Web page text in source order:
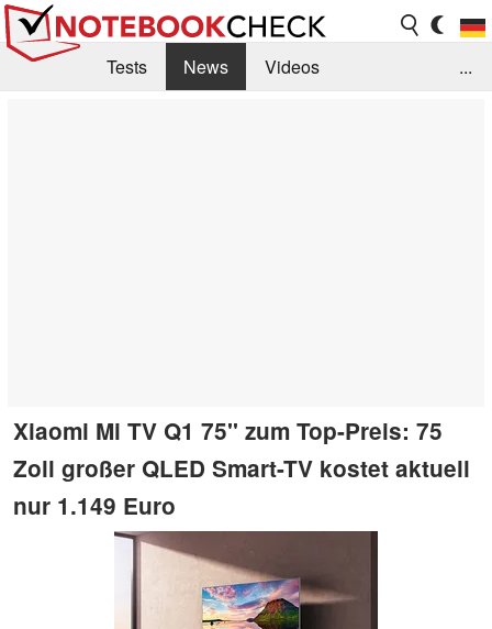
Tests News
Videos
...
Xiaomi Mi TV Q1 75'' zum Top-Preis: 75
Zoll großer QLED Smart-TV kostet aktuell
nur 1.149 Euro